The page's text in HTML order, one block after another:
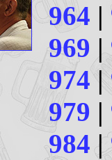
964 |
969 |
974|
979 |
984 |